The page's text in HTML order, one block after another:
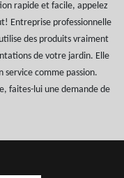
rapide et facile, appelez
Entreprise professionnelle
des produits vraiment
de votre jardin. Elle
service comme passion.
faites-lui une demande de